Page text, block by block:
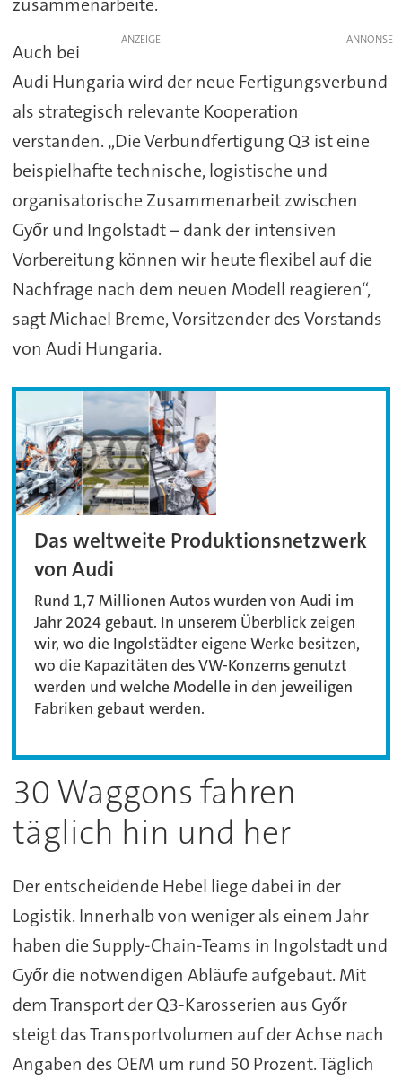
zusammenarbeite.
ANZEIGE
Auch bei
Audi Hungaria wird der neue Fertigungsverbund
als strategisch relevante Kooperation
verstanden. „Die Verbundfertigung Q3 ist eine
beispielhafte technische, logistische und
organisatorische Zusammenarbeit zwischen
Győr und Ingolstadt – dank der intensiven
Vorbereitung können wir heute flexibel auf die
Nachfrage nach dem neuen Modell reagieren“,
sagt Michael Breme, Vorsitzender des Vorstands
von Audi Hungaria.
Das weltweite Produktionsnetzwerk
von Audi
Rund 1,7 Millionen Autos wurden von Audi im
Jahr 2024 gebaut. In unserem Überblick zeigen
wir, wo die Ingolstädter eigene Werke besitzen,
wo die Kapazitäten des VW-Konzerns genutzt
werden und welche Modelle in den jeweiligen
Fabriken gebaut werden.
30 Waggons fahren
täglich hin und her
Der entscheidende Hebel liege dabei in der
Logistik. Innerhalb von weniger als einem Jahr
haben die Supply-Chain-Teams in Ingolstadt und
Győr die notwendigen Abläufe aufgebaut. Mit
dem Transport der Q3-Karosserien aus Győr
steigt das Transportvolumen auf der Achse nach
Angaben des OEM um rund 50 Prozent. Täglich